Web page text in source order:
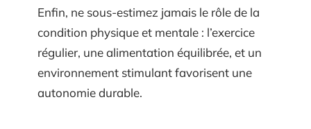
Enfin, ne sous-estimez jamais le rôle de la
condition physique et mentale : l’exercice
régulier, une alimentation équilibrée, et un
environnement stimulant favorisent une
autonomie durable.